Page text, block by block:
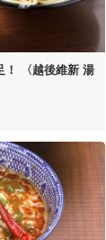
！
〈越後維新 湯